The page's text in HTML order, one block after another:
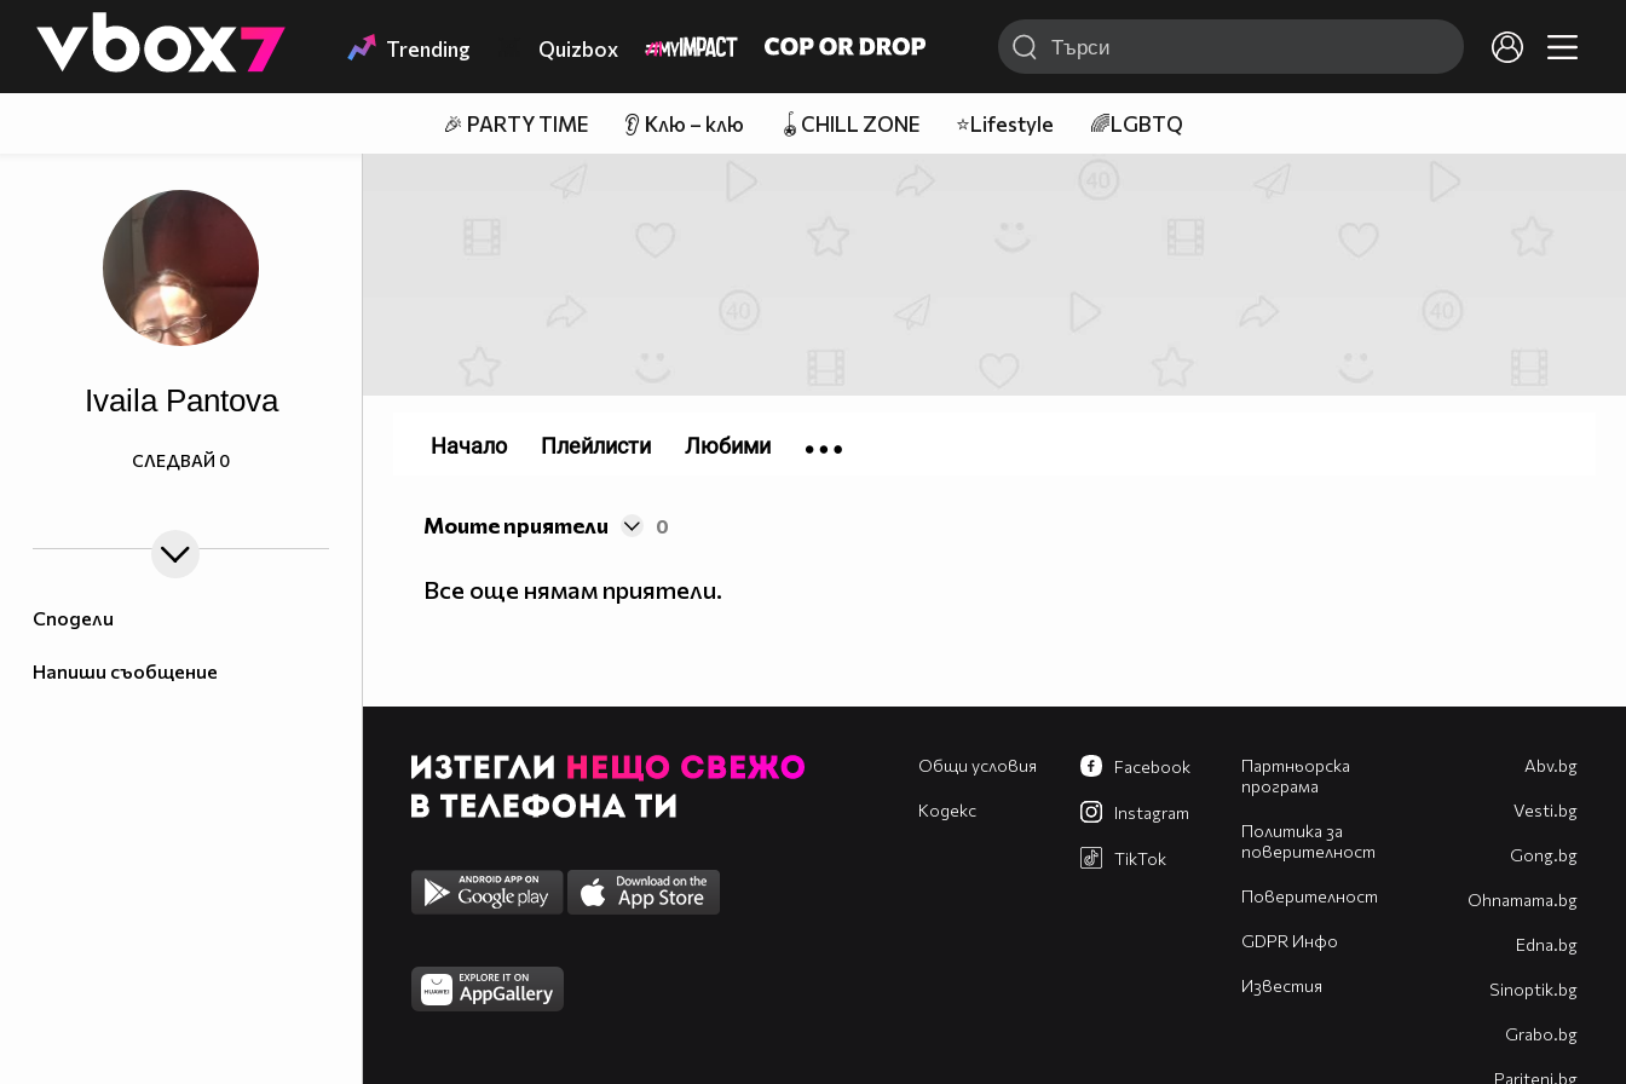
👾 Trending Quizbox
🎉 PARTY TIME 👂 Клю – клю 🪀CHILL ZONE ⭐Lifestyle 🌈LGBTQ
Сподели
Напиши съобщение
Ivaila Pantova
СЛЕДВАЙ 0
Моите приятели 0
Все още нямам приятели.
Начало Плейлисти Любими
Общи условия
Кодекс
Партньорска
програма
Политика за
поверителност
Поверителност
GDPR Инфо
Известия
Facebook
Instagram
TikTok
Abv.bg
Vesti.bg
Gong.bg
Оhnamama.bg
Edna.bg
Sinoptik.bg
Grabo.bg
Pariteni.bg